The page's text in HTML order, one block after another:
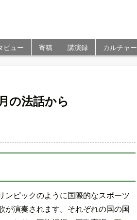
ビュー 寄稿 講演録 カルチャー
の法話から
ンピックのように国際的なスポーツ
が演奏されます。それぞれの国の国